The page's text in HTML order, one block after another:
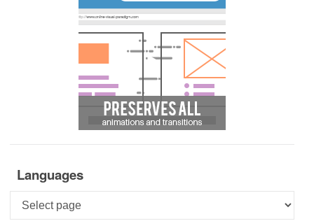
Languages
Languages